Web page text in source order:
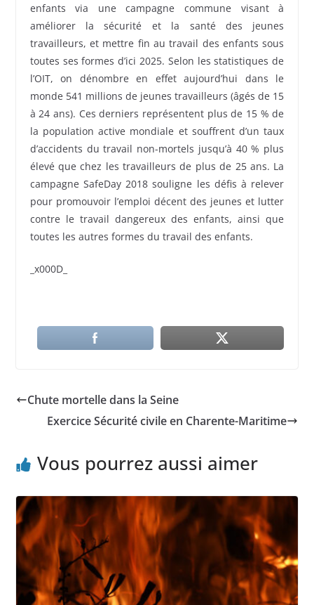
enfants via une campagne commune visant à
améliorer la sécurité et la santé des jeunes
travailleurs, et mettre fin au travail des enfants sous
toutes ses formes d’ici 2025. Selon les statistiques de
l’OIT, on dénombre en effet aujourd’hui dans le
monde 541 millions de jeunes travailleurs (âgés de 15
à 24 ans). Ces derniers représentent plus de 15 % de
la population active mondiale et souffrent d’un taux
d’accidents du travail non-mortels jusqu’à 40 % plus
élevé que chez les travailleurs de plus de 25 ans. La
campagne SafeDay 2018 souligne les défis à relever
pour promouvoir l’emploi décent des jeunes et lutter
contre le travail dangereux des enfants, ainsi que
toutes les autres formes du travail des enfants.
_x000D_
Chute mortelle dans la Seine
Exercice Sécurité civile en Charente-Maritime
Vous pourrez aussi aimer